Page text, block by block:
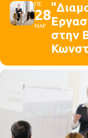
ΠΕ
28
ΜΑΡ
στην